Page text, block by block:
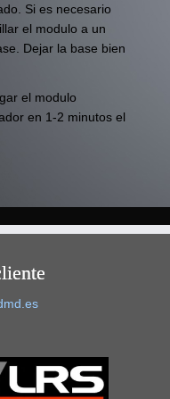
Si es necesario
el modulo a un
Dejar la base bien
el modulo
en 1-2 minutos el